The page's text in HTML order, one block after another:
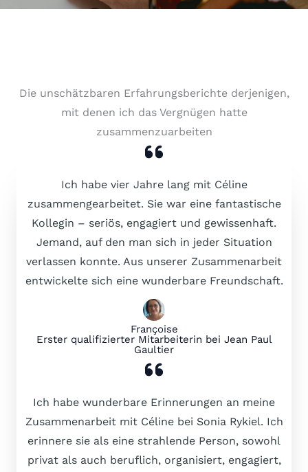
Die unschätzbaren Erfahrungsberichte derjenigen,
mit denen ich das Vergnügen hatte
zusammenzuarbeiten
Ich habe vier Jahre lang mit Céline
zusammengearbeitet. Sie war eine fantastische
Kollegin – seriös, engagiert und gewissenhaft.
Jemand, auf den man sich in jeder Situation
verlassen konnte. Aus unserer Zusammenarbeit
entwickelte sich eine wunderbare Freundschaft.
Françoise
Erster qualifizierter Mitarbeiterin bei Jean Paul
Gaultier
Ich habe wunderbare Erinnerungen an meine
Zusammenarbeit mit Céline bei Sonia Rykiel. Ich
erinnere sie als eine strahlende Person, sowohl
privat als auch beruflich, organisiert, engagiert,